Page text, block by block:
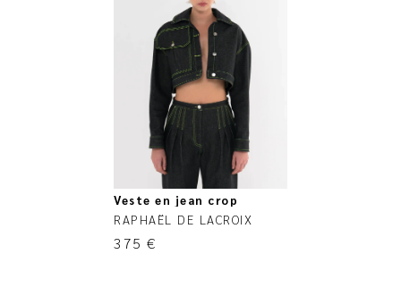
Veste en jean crop
RAPHAËL DE LACROIX
375 €